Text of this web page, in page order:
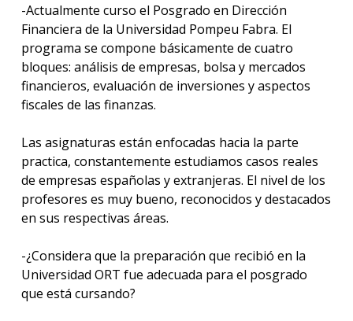
-Actualmente curso el Posgrado en Dirección
Financiera de la Universidad Pompeu Fabra. El
programa se compone básicamente de cuatro
bloques: análisis de empresas, bolsa y mercados
financieros, evaluación de inversiones y aspectos
fiscales de las finanzas.
Las asignaturas están enfocadas hacia la parte
practica, constantemente estudiamos casos reales
de empresas españolas y extranjeras. El nivel de los
profesores es muy bueno, reconocidos y destacados
en sus respectivas áreas.
-¿Considera que la preparación que recibió en la
Universidad ORT fue adecuada para el posgrado
que está cursando?